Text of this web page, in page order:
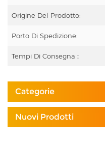
Origine Del Prodotto:
Porto Di Spedizione:
Tempi Di Consegna：
Categorie
Nuovi Prodotti